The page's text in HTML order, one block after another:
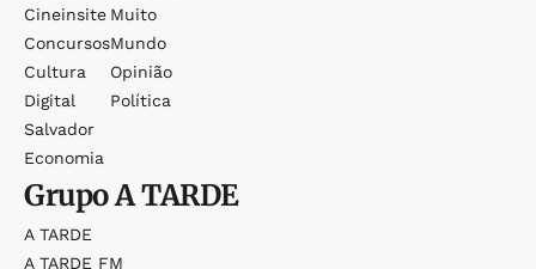
Cineinsite
Concursos
Cultura
Digital
Salvador
Economia
Muito
Mundo
Opinião
Política
GrupoA TARDE
A TARDE
A TARDE FM